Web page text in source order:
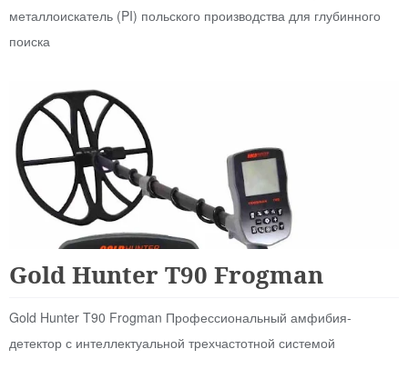
металлоискатель (PI) польского производства для глубинного
поиска
Gold Hunter T90 Frogman
Gold Hunter T90 Frogman Профессиональный амфибия-
детектор с интеллектуальной трехчастотной системой